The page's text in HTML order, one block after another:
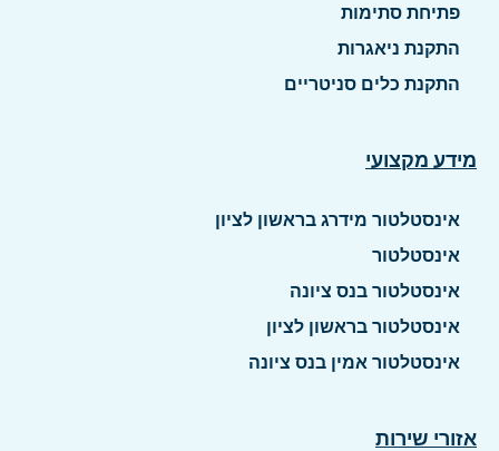
פתיחת סתימות
התקנת ניאגרות
התקנת כלים סניטריים
מידע מקצועי
אינסטלטור מידרג בראשון לציון
אינסטלטור
אינסטלטור בנס ציונה
אינסטלטור בראשון לציון
אינסטלטור אמין בנס ציונה
אזורי שירות